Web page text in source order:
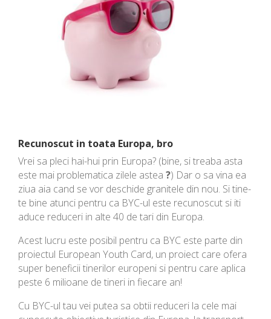
Recunoscut in toata Europa, bro
Vrei sa pleci hai-hui prin Europa? (bine, si treaba asta
este mai problematica zilele astea ?) Dar o sa vina ea
ziua aia cand se vor deschide granitele din nou. Si tine-
te bine atunci pentru ca BYC-ul este recunoscut si iti
aduce reduceri in alte 40 de tari din Europa.
Acest lucru este posibil pentru ca BYC este parte din
proiectul European Youth Card, un proiect care ofera
super beneficii tinerilor europeni si pentru care aplica
peste 6 milioane de tineri in fiecare an!
Cu BYC-ul tau vei putea sa obtii reduceri la cele mai